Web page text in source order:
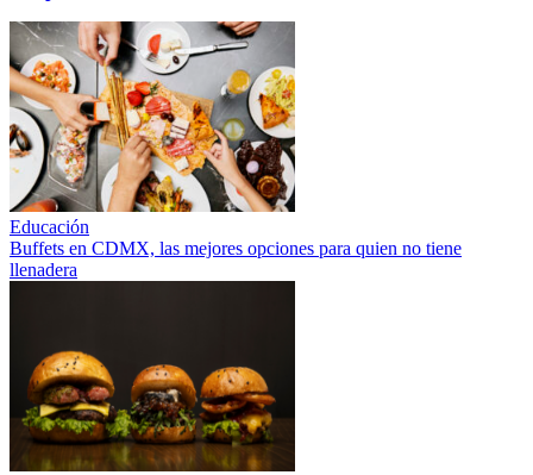
Educación
Buffets en CDMX, las mejores opciones para quien no tiene
llenadera